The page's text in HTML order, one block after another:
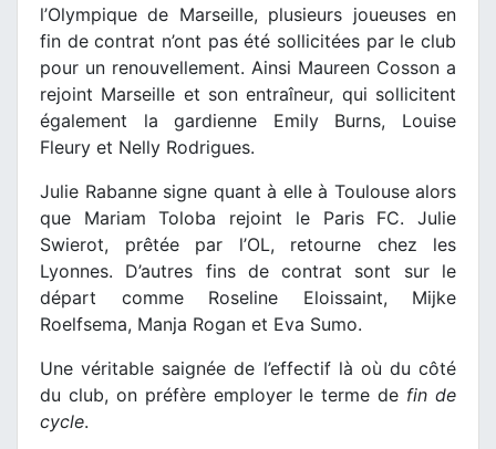
l’Olympique de Marseille, plusieurs joueuses en
fin de contrat n’ont pas été sollicitées par le club
pour un renouvellement. Ainsi Maureen Cosson a
rejoint Marseille et son entraîneur, qui sollicitent
également la gardienne Emily Burns, Louise
Fleury et Nelly Rodrigues.
Julie Rabanne signe quant à elle à Toulouse alors
que Mariam Toloba rejoint le Paris FC. Julie
Swierot, prêtée par l’OL, retourne chez les
Lyonnes. D’autres fins de contrat sont sur le
départ comme Roseline Eloissaint, Mijke
Roelfsema, Manja Rogan et Eva Sumo.
Une véritable saignée de l’effectif là où du côté
du club, on préfère employer le terme de fin de
cycle.